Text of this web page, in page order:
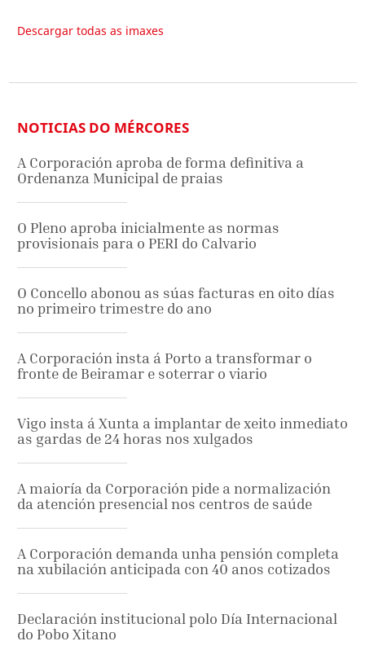
Descargar todas as imaxes
NOTICIAS DO MÉRCORES
A Corporación aproba de forma definitiva a
Ordenanza Municipal de praias
O Pleno aproba inicialmente as normas
provisionais para o PERI do Calvario
O Concello abonou as súas facturas en oito días
no primeiro trimestre do ano
A Corporación insta á Porto a transformar o
fronte de Beiramar e soterrar o viario
Vigo insta á Xunta a implantar de xeito inmediato
as gardas de 24 horas nos xulgados
A maioría da Corporación pide a normalización
da atención presencial nos centros de saúde
A Corporación demanda unha pensión completa
na xubilación anticipada con 40 anos cotizados
Declaración institucional polo Día Internacional
do Pobo Xitano